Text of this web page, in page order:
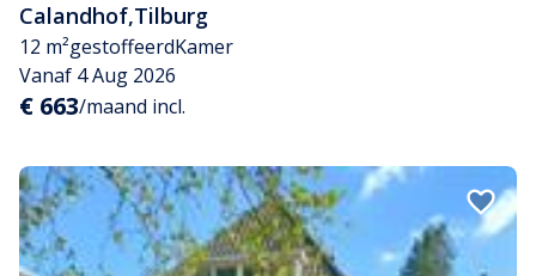
Calandhof,Tilburg
12 m²gestoffeerdKamer
Vanaf 4 Aug 2026
€ 663/maand incl.